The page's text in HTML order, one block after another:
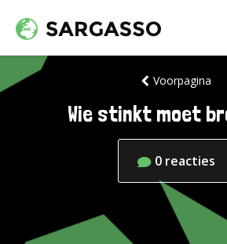
Voorpagina
Wie stinkt moet
0 reacties